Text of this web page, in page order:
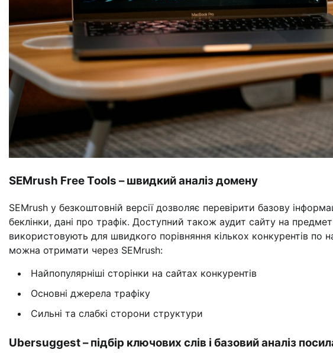
SEMrush Free Tools – швидкий аналіз домену
SEMrush у безкоштовній версії дозволяє перевірити базову
беклінки, дані про трафік. Доступний також аудит сайту на
використовують для швидкого порівняння кількох конкурентів по
можна отримати через SEMrush:
Найпопулярніші сторінки на сайтах конкурентів
Основні джерела трафіку
Сильні та слабкі сторони структури
Ubersuggest – підбір ключових слів і базовий аналіз